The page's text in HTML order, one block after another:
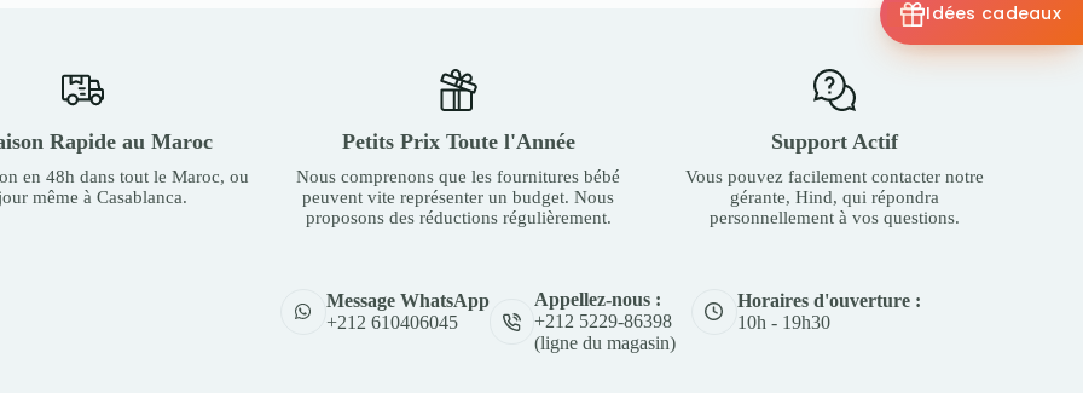
Rapide au Maroc
en 48h dans tout le Maroc, ou
même à Casablanca.
Petits Prix Toute l'Année
Nous comprenons que les fournitures bébé
peuvent vite représenter un budget. Nous
proposons des réductions régulièrement.
Support Actif
Vous pouvez facilement contacter notre
gérante, Hind, qui répondra
personnellement à vos questions.
Message WhatsApp
+212 610406045
Appellez-nous :
+212 5229-86398
(ligne du magasin)
Horaires d'ouverture :
10h - 19h30
Idées cadeaux